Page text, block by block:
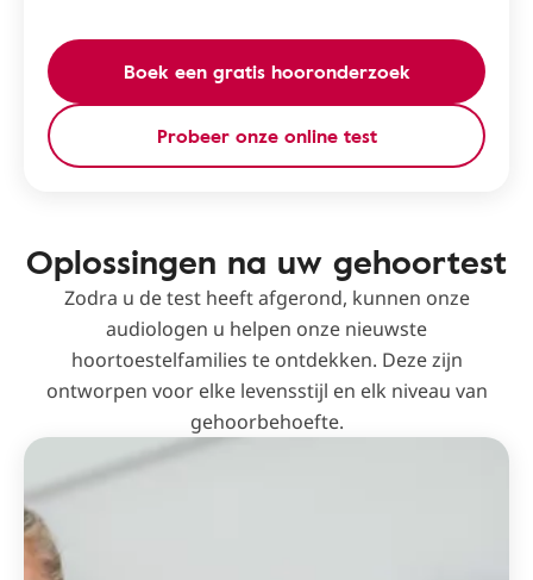
Boek een gratis hooronderzoek
Probeer onze online test
Oplossingen na uw gehoortest
Zodra u de test heeft afgerond, kunnen onze
audiologen u helpen onze nieuwste
hoortoestelfamilies te ontdekken. Deze zijn
ontworpen voor elke levensstijl en elk niveau van
gehoorbehoefte.